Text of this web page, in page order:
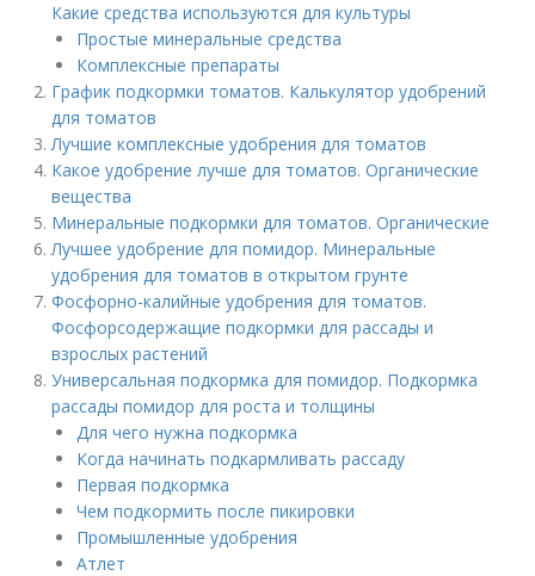
Какие средства используются для культуры
Простые минеральные средства
Комплексные препараты
График подкормки томатов. Калькулятор удобрений
для томатов
Лучшие комплексные удобрения для томатов
Какое удобрение лучше для томатов. Органические
вещества
Минеральные подкормки для томатов. Органические
Лучшее удобрение для помидор. Минеральные
удобрения для томатов в открытом грунте
Фосфорно-калийные удобрения для томатов.
Фосфорсодержащие подкормки для рассады и
взрослых растений
Универсальная подкормка для помидор. Подкормка
рассады помидор для роста и толщины
Для чего нужна подкормка
Когда начинать подкармливать рассаду
Первая подкормка
Чем подкормить после пикировки
Промышленные удобрения
Атлет